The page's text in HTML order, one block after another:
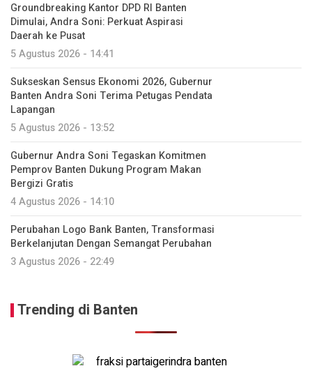
Groundbreaking Kantor DPD RI Banten
Dimulai, Andra Soni: Perkuat Aspirasi
Daerah ke Pusat
5 Agustus 2026 - 14:41
Sukseskan Sensus Ekonomi 2026, Gubernur
Banten Andra Soni Terima Petugas Pendata
Lapangan
5 Agustus 2026 - 13:52
Gubernur Andra Soni Tegaskan Komitmen
Pemprov Banten Dukung Program Makan
Bergizi Gratis
4 Agustus 2026 - 14:10
Perubahan Logo Bank Banten, Transformasi
Berkelanjutan Dengan Semangat Perubahan
3 Agustus 2026 - 22:49
Trending di Banten